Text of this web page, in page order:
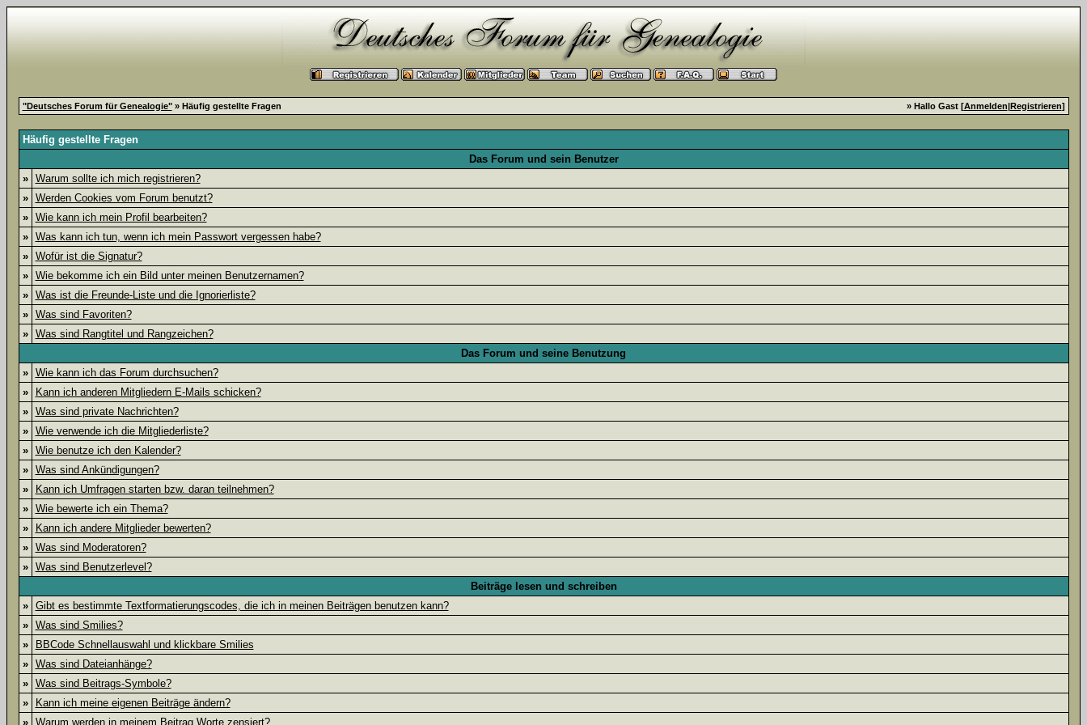
"Deutsches Forum für Genealogie"» Häufig gestellte Fragen » Hallo Gast [Anmelden|Registrieren]
Häufig gestellte Fragen
Das Forum und sein Benutzer
»
Warum sollte ich mich registrieren?
»
Werden Cookies vom Forum benutzt?
»
Wie kann ich mein Profil bearbeiten?
»
Was kann ich tun, wenn ich mein Passwort vergessen habe?
»
Wofür ist die Signatur?
»
Wie bekomme ich ein Bild unter meinen Benutzernamen?
»
Was ist die Freunde-Liste und die Ignorierliste?
»
Was sind Favoriten?
»
Was sind Rangtitel und Rangzeichen?
Das Forum und seine Benutzung
»
Wie kann ich das Forum durchsuchen?
»
Kann ich anderen Mitgliedern E-Mails schicken?
»
Was sind private Nachrichten?
»
Wie verwende ich die Mitgliederliste?
»
Wie benutze ich den Kalender?
»
Was sind Ankündigungen?
»
Kann ich Umfragen starten bzw. daran teilnehmen?
»
Wie bewerte ich ein Thema?
»
Kann ich andere Mitglieder bewerten?
»
Was sind Moderatoren?
»
Was sind Benutzerlevel?
Beiträge lesen und schreiben
»
Gibt es bestimmte Textformatierungscodes, die ich in meinen Beiträgen benutzen kann?
»
Was sind Smilies?
»
BBCode Schnellauswahl und klickbare Smilies
»
Was sind Dateianhänge?
»
Was sind Beitrags-Symbole?
»
Kann ich meine eigenen Beiträge ändern?
»
Warum werden in meinem Beitrag Worte zensiert?